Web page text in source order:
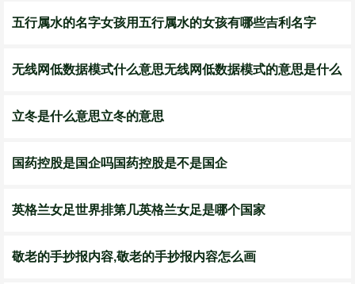
五行属水的名字女孩用五行属水的女孩有哪些吉利名字
无线网低数据模式什么意思无线网低数据模式的意思是什么
立冬是什么意思立冬的意思
国药控股是国企吗国药控股是不是国企
英格兰女足世界排第几英格兰女足是哪个国家
敬老的手抄报内容,敬老的手抄报内容怎么画